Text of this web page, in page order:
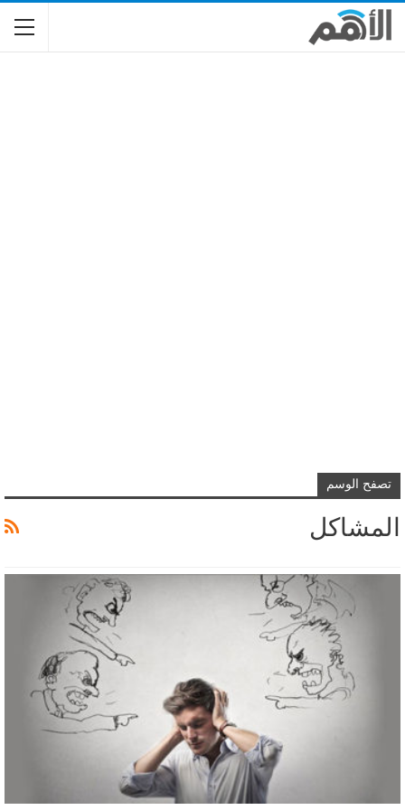
تصفح الوسم
المشاكل